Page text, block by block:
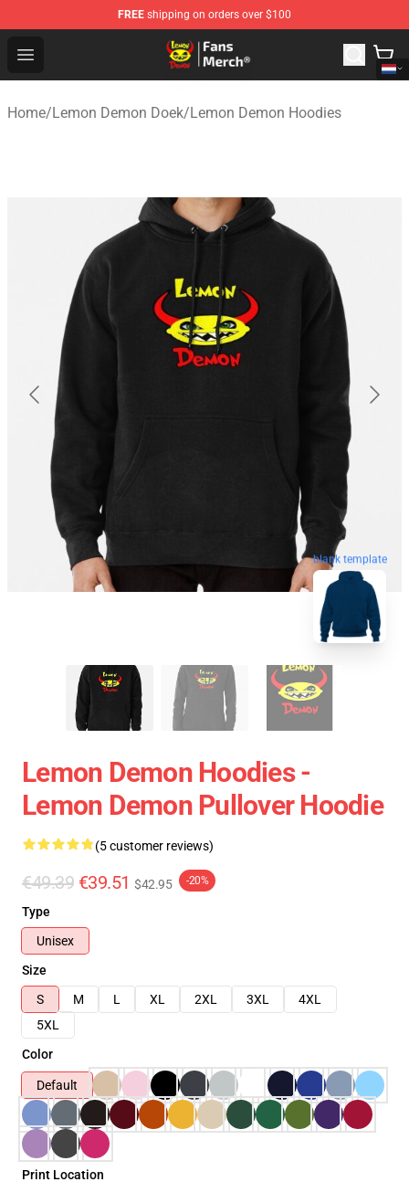
FREE shipping on orders over $100
Open menu
Lemon Demon Store - Official Lemon Demon
Home/Lemon Demon Doek/Lemon Demon Hoodies
blank template
Lemon Demon Hoodies -
Lemon Demon Pullover Hoodie
(5 customer reviews)
€49.39 €39.51 $42.95 -20%
Type
Unisex
Size
S
M L XL 2XL 3XL
4XL
5XL
Color
Default
Print Location